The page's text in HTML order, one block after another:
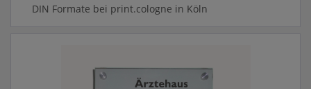
DIN Formate bei print.cologne in Köln